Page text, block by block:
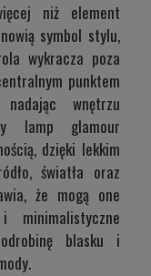
niż element
symbol stylu,
wykracza poza
punktem
wnętrzu
lamp glamour
dzięki lekkim
światła oraz
że mogą one
blasku i